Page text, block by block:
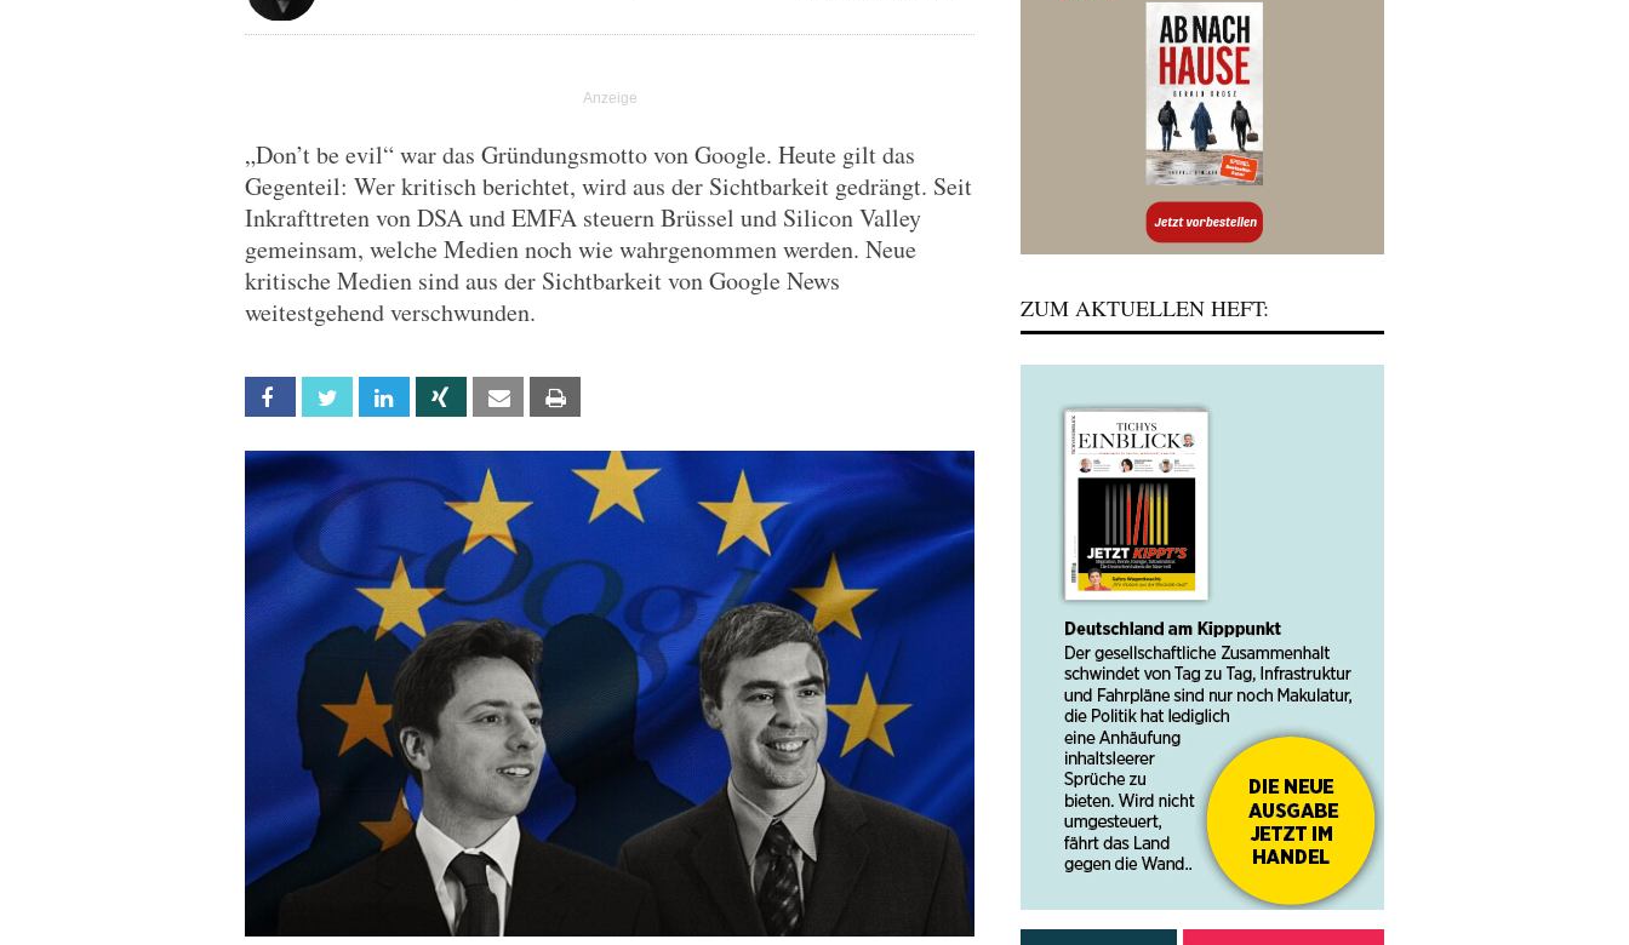
„Don’t be evil“ war das Gründungsmotto von Google. Heute gilt das
Gegenteil: Wer kritisch berichtet, wird aus der Sichtbarkeit gedrängt. Seit
Inkrafttreten von DSA und EMFA steuern Brüssel und Silicon Valley
gemeinsam, welche Medien noch wie wahrgenommen werden. Neue
kritische Medien sind aus der Sichtbarkeit von Google News
weitestgehend verschwunden.
Facebook Twitter Linkedin Xing Email
ZUM AKTUELLEN HEFT: